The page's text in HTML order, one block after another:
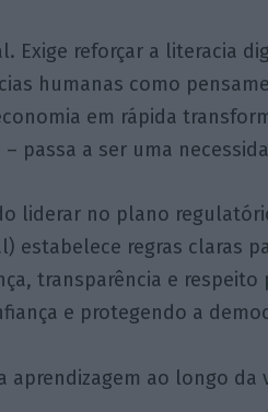
Exige reforçar a literacia
humanas como
em rápida
passa a ser uma
liderar no plano
estabelece regras claras
transparência e respeito
e protegendo a
aprendizagem ao longo da